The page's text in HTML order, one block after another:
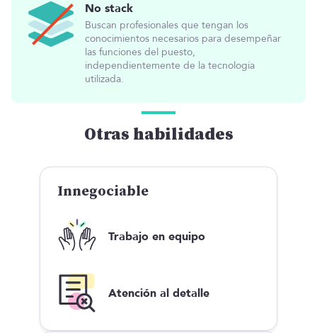
No stack
Buscan profesionales que tengan los
conocimientos necesarios para desempeñar
las funciones del puesto,
independientemente de la tecnología
utilizada.
Otras habilidades
Innegociable
Trabajo en equipo
Atención al detalle